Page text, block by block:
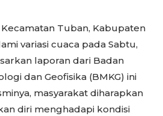
Kecamatan Tuban, Kabupaten
variasi cuaca pada Sabtu,
laporan dari Badan
dan Geofisika (BMKG) ini
masyarakat diharapkan
diri menghadapi kondisi